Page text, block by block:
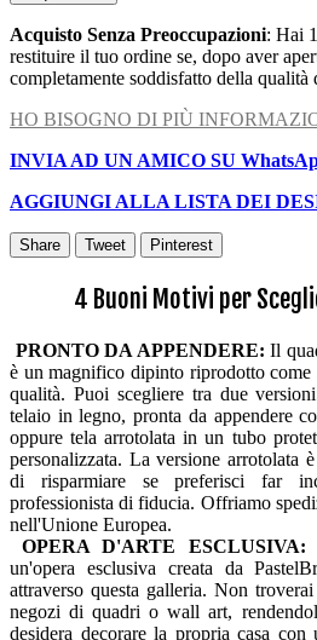
Acquisto Senza Preoccupazioni: Hai
restituire il tuo ordine se, dopo aver
completamente soddisfatto della qualità
HO BISOGNO DI PIÙ
INVIA AD UN AMICO SU
AGGIUNGI ALLA LISTA DEI
Share Tweet Pinterest
4 Buoni Motivi per
PRONTO DA APPENDERE:Il
è un magnifico dipinto riprodotto come
qualità. Puoi scegliere tra due
telaio in legno, pronta da appendere
oppure tela arrotolata in un tubo
personalizzata. La versione arrotolata
di risparmiare se preferisci far
professionista di fiducia. Offriamo
nell'Unione Europea.
OPERA D'ARTE ESCLUSIVA:
un'opera esclusiva creata da
attraverso questa galleria. Non
negozi di quadri o wall art,
desidera decorare la propria casa con